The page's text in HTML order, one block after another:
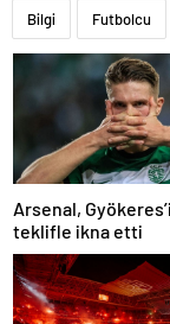
Bilgi Futbolcu
Arsenal,
teklifle ikna etti